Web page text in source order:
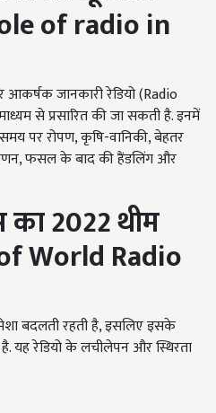
of radio in
जानकारी रेडियो (Radio
से प्रसारित की जा सकती है. इनमें
पर रोपण, कृषि-वानिकी, बेहतर
फसल के बाद की हैंडलिंग और
का2022थीम
World Radio
बदलती रहती है, इसलिए इसके
है. यह रेडियो के लचीलेपन और स्थिरता